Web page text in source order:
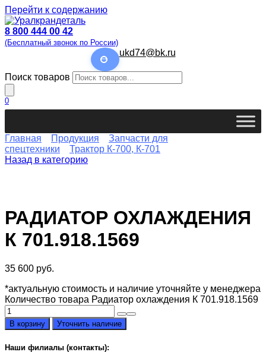
Перейти к содержанию
8 800 444 00 42
(Бесплатный звонок по России)
ukd74@bk.ru
Поиск товаров
0
Главная Продукция
Запчасти для
спецтехники
Трактор К-700, К-701
Назад в категорию
РАДИАТОР ОХЛАЖДЕНИЯ
К 701.918.1569
35 600 руб.
*актуальную стоимость и наличие уточняйте у менеджера
Количество товара Радиатор охлаждения К 701.918.1569
В корзину Уточнить наличие
Наши филиалы (контакты):